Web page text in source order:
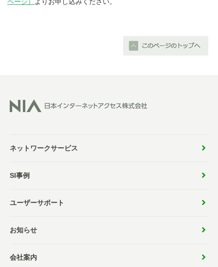
ネットワークサービス
SI事例
ユーザーサポート
お知らせ
会社案内